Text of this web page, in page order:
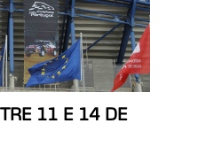
11 E 14 DE